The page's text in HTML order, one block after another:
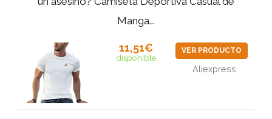
Manga...
11,51€
disponible
VER PRODUCTO
Aliexpress